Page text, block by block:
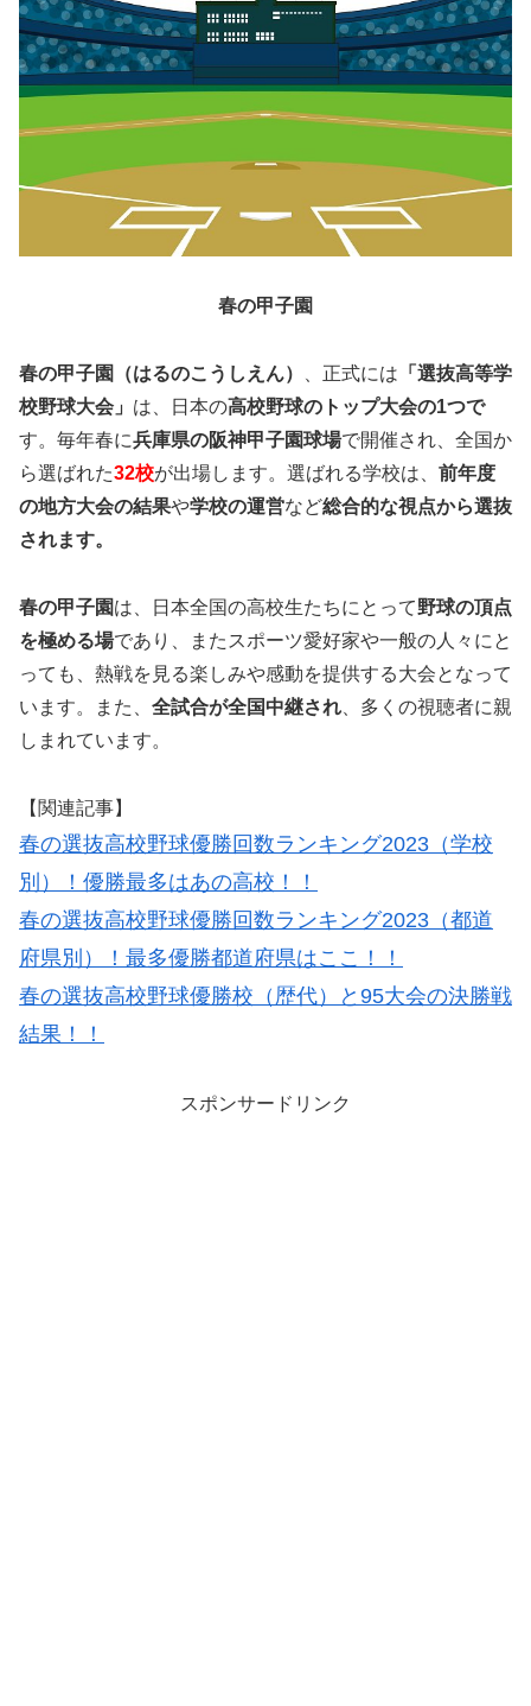
春の甲子園
春の甲子園（はるのこうしえん） 、正式には 「選抜高等学
校野球大会」 は、日本の高校野球のトップ大会の1つで
す。毎年春に兵庫県の阪神甲子園球場で開催され、全国か
ら選ばれた32校が出場します。選ばれる学校は、 前年度
の地方大会の結果や学校の運営など総合的な視点から選抜
されます。
春の甲子園は、日本全国の高校生たちにとって野球の頂点
を極める場であり、またスポーツ愛好家や一般の人々にと
っても、熱戦を見る楽しみや感動を提供する大会となって
います。また、 全試合が全国中継され 、多くの視聴者に親
しまれています。
【関連記事】
春の選抜高校野球優勝回数ランキング2023（学校
別）！優勝最多はあの高校！！
春の選抜高校野球優勝回数ランキング2023（都道
府県別）！最多優勝都道府県はここ！！
春の選抜高校野球優勝校（歴代）と95大会の決勝戦
結果！！
スポンサードリンク